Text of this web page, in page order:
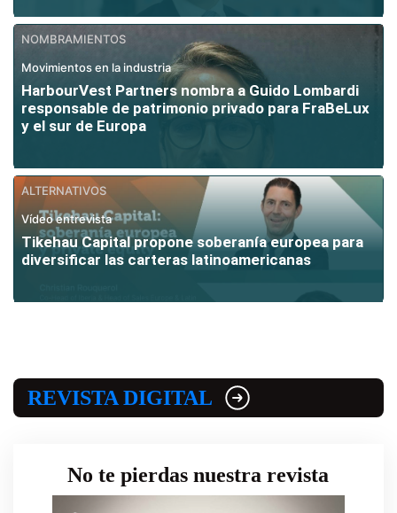
NOMBRAMIENTOS
Movimientos en la industria
HarbourVest Partners nombra a Guido Lombardi
responsable de patrimonio privado para FraBeLux
y el sur de Europa
ALTERNATIVOS
Vídeo entrevista
Tikehau Capital propone soberanía europea para
diversificar las carteras latinoamericanas
REVISTA DIGITAL
No te pierdas nuestra revista